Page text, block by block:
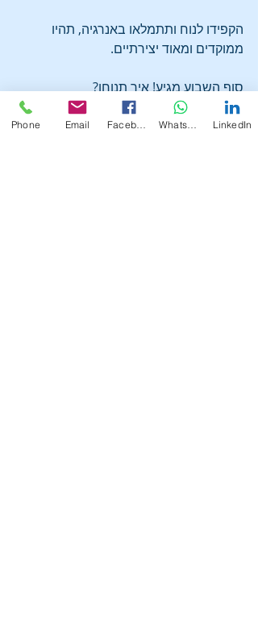
הקפידו לנוח ותתמלאו באנרגיה, תהיו
ממוקדים ומאוד יצירתיים.
סוף השבוע מגיע! איך תנוחו?
Phone Email LinkedIn